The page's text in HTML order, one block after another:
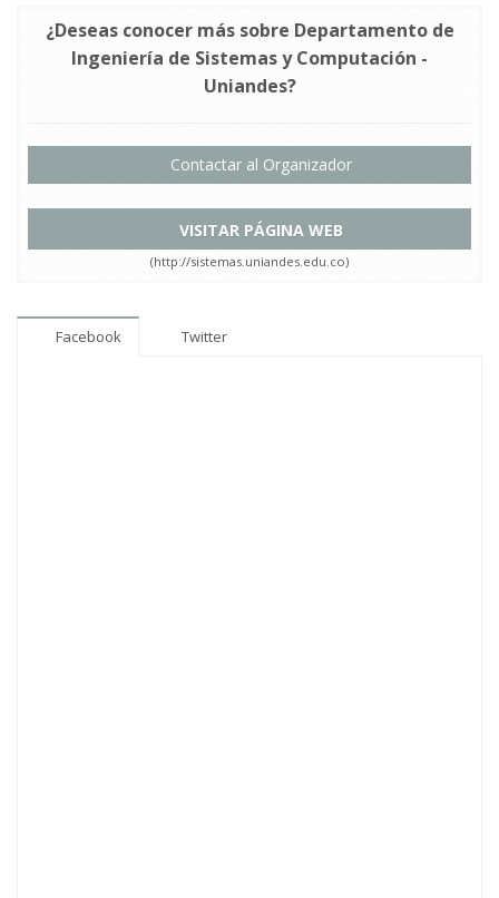
¿Deseas conocer más sobre Departamento de
Ingeniería de Sistemas y Computación -
Uniandes?
Contactar al Organizador
VISITAR PÁGINA WEB
(http://sistemas.uniandes.edu.co)
Facebook Twitter